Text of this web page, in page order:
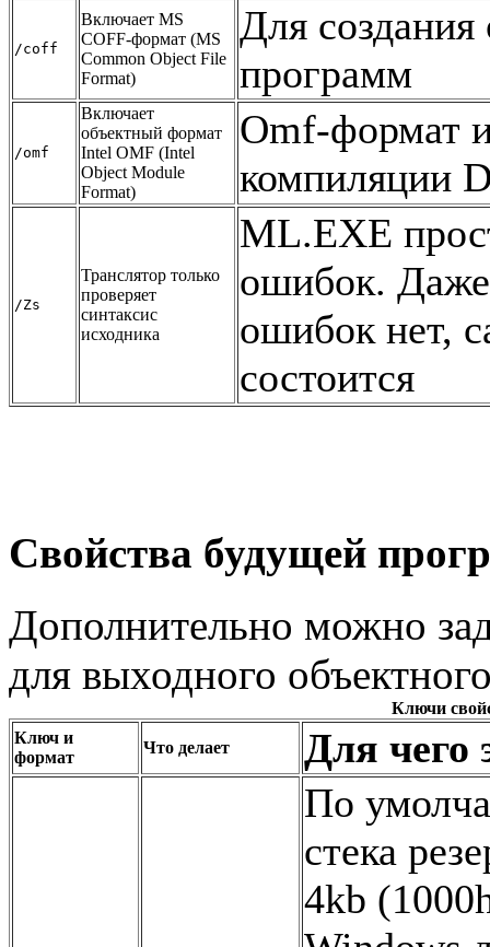
/coff
Включает MS
COFF-формат (MS
Common Object File
Format)
Для
программ
/omf
Включает
объектный формат
Intel OMF (Intel
Object Module
Format)
Omf-формат
компиляции
/Zs
Транслятор только
проверяет
синтаксис
исходника
ML.EXE
ошибок. Даже
ошибок нет,
состоится
Свойства будущей
Дополнительно можно
для выходного
Ключи
Ключ и
формат
Что делает
Для чего
По
стека
4kb